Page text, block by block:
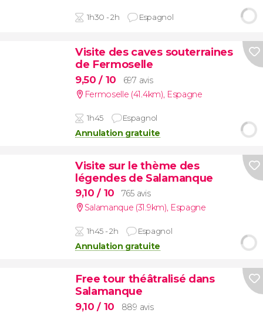
1h30 - 2h Espagnol
Visite des caves souterraines
de Fermoselle
9,50/ 10
697 avis
Fermoselle (41.4km), Espagne
1h45 Espagnol
Annulation gratuite
Visite sur le thème des
légendes de Salamanque
9,10/ 10
765 avis
Salamanque (31.9km), Espagne
1h45 - 2h Espagnol
Annulation gratuite
Free tour théâtralisé dans
Salamanque
9,10/ 10
889 avis